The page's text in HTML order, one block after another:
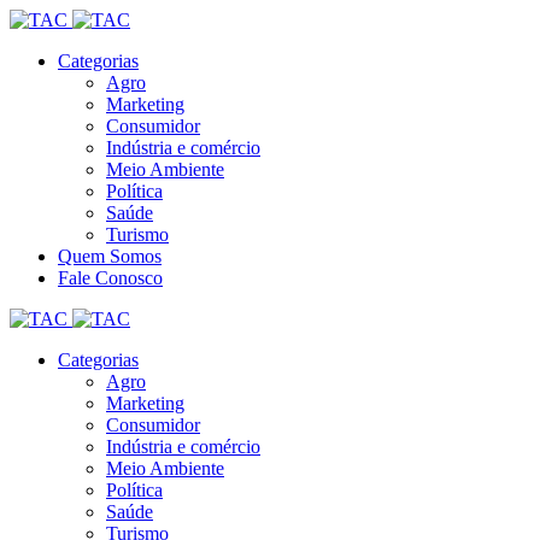
Categorias
Agro
Marketing
Consumidor
Indústria e comércio
Meio Ambiente
Política
Saúde
Turismo
Quem Somos
Fale Conosco
Categorias
Agro
Marketing
Consumidor
Indústria e comércio
Meio Ambiente
Política
Saúde
Turismo